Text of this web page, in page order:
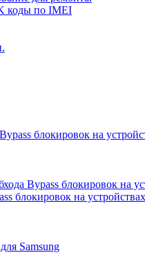
коды по IMEI
блокировок на
Bypass блокировок на
блокировок на
Samsung